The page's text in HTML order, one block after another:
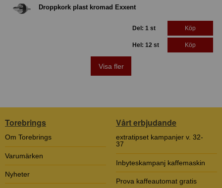
Droppkork plast kromad Exxent
Del: 1 st Köp
Hel: 12 st Köp
Visa fler
Torebrings
Om Torebrings
Varumärken
Nyheter
Vårt erbjudande
extratipset kampanjer v. 32-
37
Inbyteskampanj kaffemaskin
Prova kaffeautomat gratis